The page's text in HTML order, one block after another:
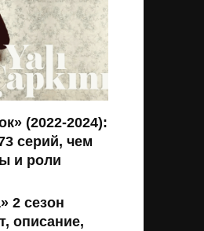
(2022-2024):
серий, чем
и роли
2 сезон
описание,